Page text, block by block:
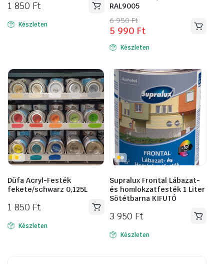
1 850 Ft
Készleten
RAL9005
6 950Ft
Original
price
was:
950 Ft.
5 990 Ft
Current
price
is:
990 Ft.
Készleten
Düfa Acryl-Festék
fekete/schwarz 0,125L
1 850 Ft
Készleten
Supralux Frontal Lábazat-
és homlokzatfesték 1 Liter
Sötétbarna KIFUTÓ
3 950 Ft
Készleten